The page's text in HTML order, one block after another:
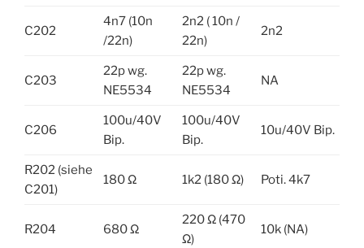
C202
4n7 (10n
/22n)
2n2 ( 10n /
22n)
2n2
C203
22p wg.
NE5534
22p wg.
NE5534
NA
C206
100u/40V
Bip.
100u/40V
Bip.
10u/40V Bip.
R202 (siehe
C201)
180 Ω 1k2 (180 Ω) Poti. 4k7
R204 680 Ω
220 Ω (470
Ω)
10k (NA)